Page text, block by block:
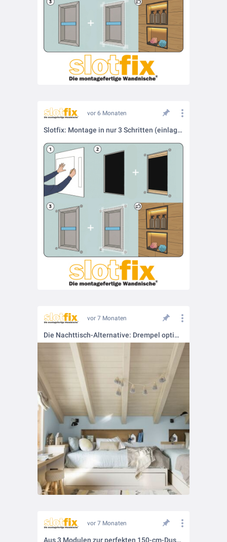
vor 6 Monaten
Slotfix: Montage in nur 3 Schritten (einlagige Trockenbauwand)
vor 7 Monaten
Die Nachttisch-Alternative: Drempel optimal ausnutzen
vor 7 Monaten
Aus 3 Modulen zur perfekten 150-cm-Duschnische – serienfähig für jedes Projekt